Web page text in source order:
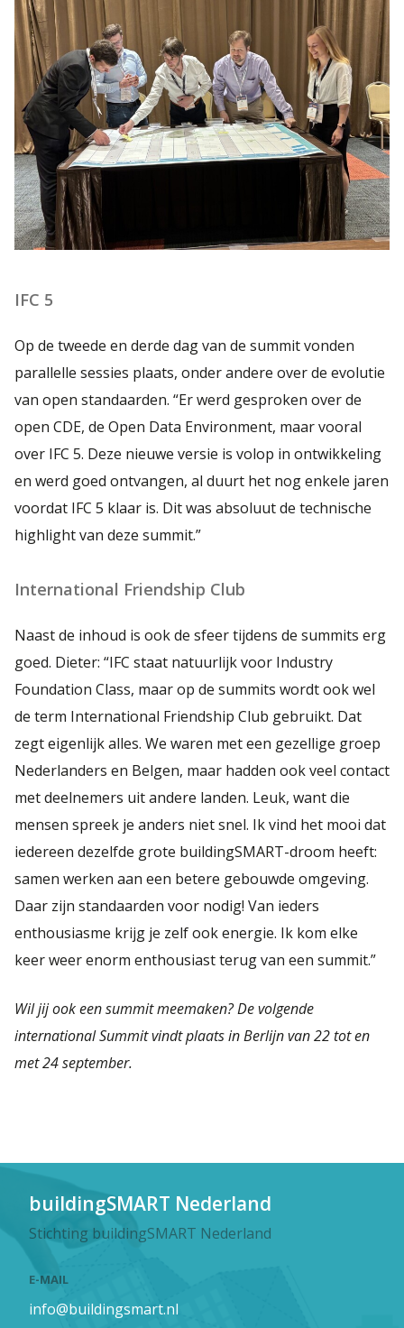
IFC 5
Op de tweede en derde dag van de summit vonden
parallelle sessies plaats, onder andere over de evolutie
van open standaarden. “Er werd gesproken over de
open CDE, de Open Data Environment, maar vooral
over IFC 5. Deze nieuwe versie is volop in ontwikkeling
en werd goed ontvangen, al duurt het nog enkele jaren
voordat IFC 5 klaar is. Dit was absoluut de technische
highlight van deze summit.”
International Friendship Club
Naast de inhoud is ook de sfeer tijdens de summits erg
goed. Dieter: “IFC staat natuurlijk voor Industry
Foundation Class, maar op de summits wordt ook wel
de term International Friendship Club gebruikt. Dat
zegt eigenlijk alles. We waren met een gezellige groep
Nederlanders en Belgen, maar hadden ook veel contact
met deelnemers uit andere landen. Leuk, want die
mensen spreek je anders niet snel. Ik vind het mooi dat
iedereen dezelfde grote buildingSMART-droom heeft:
samen werken aan een betere gebouwde omgeving.
Daar zijn standaarden voor nodig! Van ieders
enthousiasme krijg je zelf ook energie. Ik kom elke
keer weer enorm enthousiast terug van een summit.”
Wil jij ook een summit meemaken? De volgende
international Summit vindt plaats in Berlijn van 22 tot en
met 24 september.
buildingSMART Nederland
Stichting buildingSMART Nederland
E-MAIL
info@buildingsmart.nl